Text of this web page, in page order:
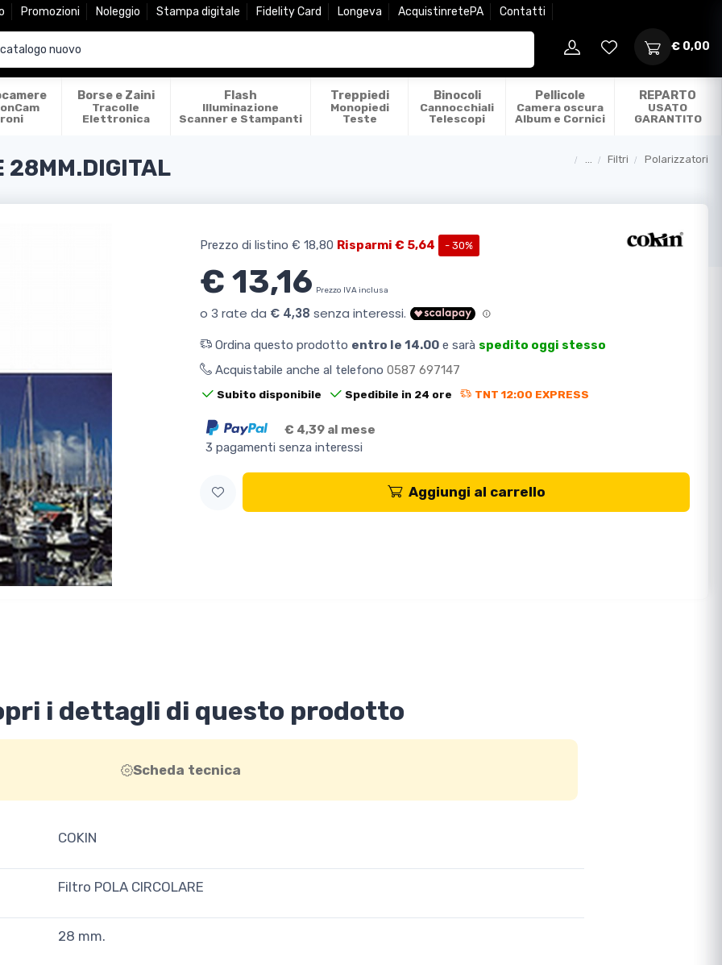
Promozioni Noleggio Stampa digitale Fidelity Card Longeva AcquistinretePA Contatti
€ 0,00
Borse e Zaini
Tracolle
Elettronica
Flash
Illuminazione
Scanner e Stampanti
Treppiedi
Monopiedi
Teste
Binocoli
Cannocchiali
Telescopi
Pellicole
Camera oscura
Album e Cornici
REPARTO
USATO
GARANTITO
Filtri Polarizzatori
28MM.DIGITAL
Prezzo di listino € 18,80 Risparmi € 5,64 - 30%
€ 13,16 Prezzo IVA inclusa
Ordina questo prodotto entro le 14.00 e sarà spedito oggi stesso
Acquistabile anche al telefono 0587 697147
Subito disponibile Spedibile in 24 ore TNT 12:00 EXPRESS
€ 4,39 al mese
3 pagamenti senza interessi
Aggiungi al carrello
i dettagli di questo prodotto
Scheda tecnica
COKIN
Filtro POLA CIRCOLARE
28 mm.